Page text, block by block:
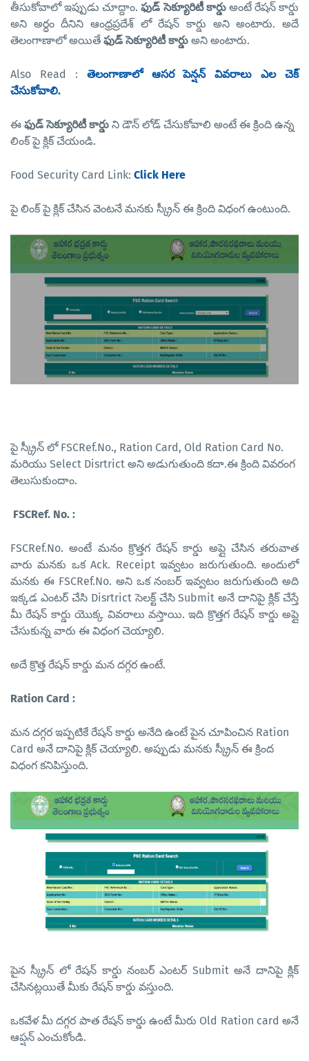
తీసుకోవాలో ఇప్పుడు చూద్దాం. ఫుడ్ సెక్యూరిటీ కార్డు అంటే రేషన్ కార్డు
అని అర్ధం దీనిని ఆంధ్రప్రదేశ్ లో రేషన్ కార్డు అని అంటారు. అదే
తెలంగాణాలో అయితే ఫుడ్ సెక్యూరిటీ కార్డు అని అంటారు.
Also Read : తెలంగాణాలో ఆసర పెన్షన్ వివరాలు ఎల చెక్
చేసుకోవాలి.
ఈ ఫుడ్ సెక్యూరిటీ కార్డు ని డౌన్ లోడ్ చేసుకోవాలి అంటే ఈ క్రింది ఉన్న
లింక్ పై క్లిక్ చేయండి.
Food Security Card Link: Click Here
పై లింక్ పై క్లిక్ చేసిన వెంటనే మనకు స్క్రీన్ ఈ క్రింది విధంగ ఉంటుంది.
పై స్క్రీన్ లో FSCRef.No., Ration Card, Old Ration Card No.
మరియు Select Disrtrict అని అడుగుతుంది కదా.ఈ క్రింది వివరంగ
తెలుసుకుందాం.
FSCRef. No. :
FSCRef.No. అంటే మనం క్రొత్తగ రేషన్ కార్డు అప్లై చేసిన తరువాత
వారు మనకు ఒక Ack. Receipt ఇవ్వటం జరుగుతుంది. అందులో
మనకు ఈ FSCRef.No. అని ఒక నంబర్ ఇవ్వటం జరుగుతుంది అది
ఇక్కడ ఎంటర్ చేసి Disrtrict సెలక్ట్ చేసి Submit అనే దానిపై క్లిక్ చేస్తే
మీ రేషన్ కార్డు యొక్క వివరాలు వస్తాయి. ఇది క్రొత్తగ రేషన్ కార్డు అప్లై
చేసుకున్న వారు ఈ విధంగ చెయ్యాలి.
అదే క్రొత్త రేషన్ కార్డు మన దగ్గర ఉంటే.
Ration Card :
మన దగ్గర ఇప్పటికే రేషన్ కార్డు అనేది ఉంటే పైన చూపించిన Ration
Card అనే దానిపై క్లిక్ చెయ్యాలి. అప్పుడు మనకు స్క్రీన్ ఈ క్రింద
విధంగ కనిపిస్తుంది.
పైన స్క్రీన్ లో రేషన్ కార్డు నంబర్ ఎంటర్ Submit అనే దానిపై క్లిక్
చేసినట్లయితే మీకు రేషన్ కార్డు వస్తుంది.
ఒకవేళ మీ దగ్గర పాత రేషన్ కార్డు ఉంటే మీరు Old Ration card అనే
ఆప్షన్ ఎంచుకోండి.